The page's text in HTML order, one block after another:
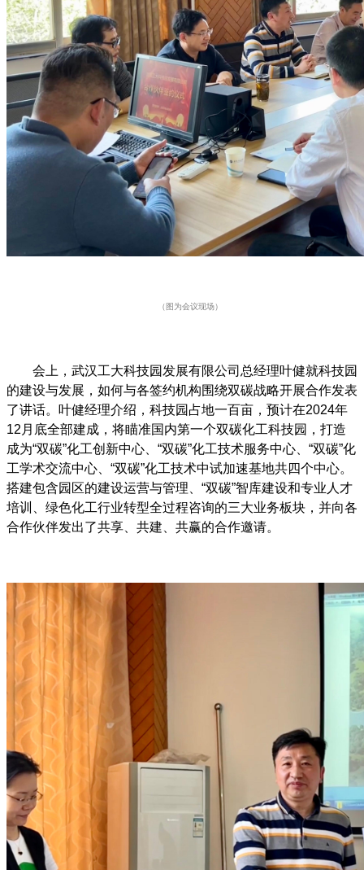
（图为会议现场）
会上，武汉工大科技园发展有限公司总经理叶健就科技园
的建设与发展，如何与各签约机构围绕双碳战略开展合作发表
了讲话。叶健经理介绍，科技园占地一百亩，预计在2024年
12月底全部建成，将瞄准国内第一个双碳化工科技园，打造
成为“双碳”化工创新中心、“双碳”化工技术服务中心、“双碳”化
工学术交流中心、“双碳”化工技术中试加速基地共四个中心。
搭建包含园区的建设运营与管理、“双碳”智库建设和专业人才
培训、绿色化工行业转型全过程咨询的三大业务板块，并向各
合作伙伴发出了共享、共建、共赢的合作邀请。